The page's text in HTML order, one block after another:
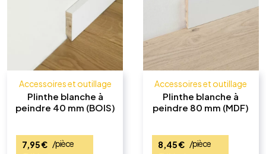
Accessoires et outillage
Plinthe blanche à
peindre 40 mm (BOIS)
7,95€ /pièce
Accessoires et outillage
Plinthe blanche à
peindre 80 mm (MDF)
8,45€ /pièce